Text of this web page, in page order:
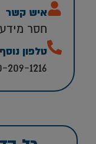
איש קשר
חסר מידע
טלפון נוסף
209-1216